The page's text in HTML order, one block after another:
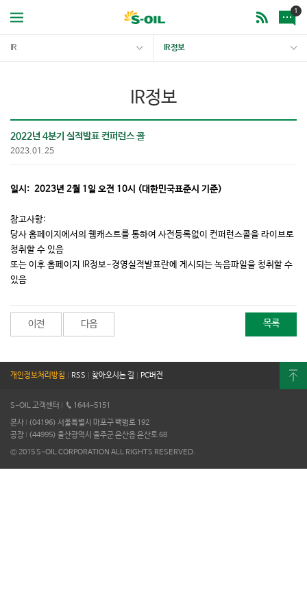
1
IR IR 정보
IR정보
2022년 4분기 실적발표 컨퍼런스 콜
2023.01.25
일시: 2023년 2월 1일 오전 10시 (대한민국표준시 기준)
참고사항:
당사 홈페이지에서의 웹캐스트를 통하여 사전등록없이 컨퍼런스콜을 라이브로
청취할 수 있음
또는 이후 홈페이지 IR정보-경영실적발표란에 게시되는 녹음파일을 청취할 수
있음
이전 다음 목록
개인정보처리방침 RSS 찾아오시는 길 PC버전
S-OIL 고객센터 1644-5151
본사
(04196) 서울특별시 마포구 백범로 192
공장
(44995) 울산광역시 울주군 온산읍 온산로 68
© 2015 S-OIL CORPORATION ALL RIGHTS RESERVED.